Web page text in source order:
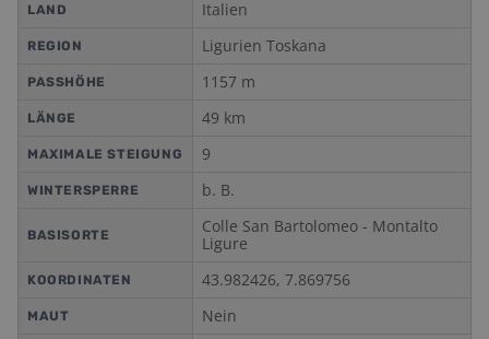
LAND Italien
REGION Ligurien Toskana
PASSHÖHE 1157 m
LÄNGE 49 km
MAXIMALE STEIGUNG 9
WINTERSPERRE b. B.
BASISORTE
Colle San Bartolomeo - Montalto
Ligure
KOORDINATEN 43.982426, 7.869756
MAUT Nein